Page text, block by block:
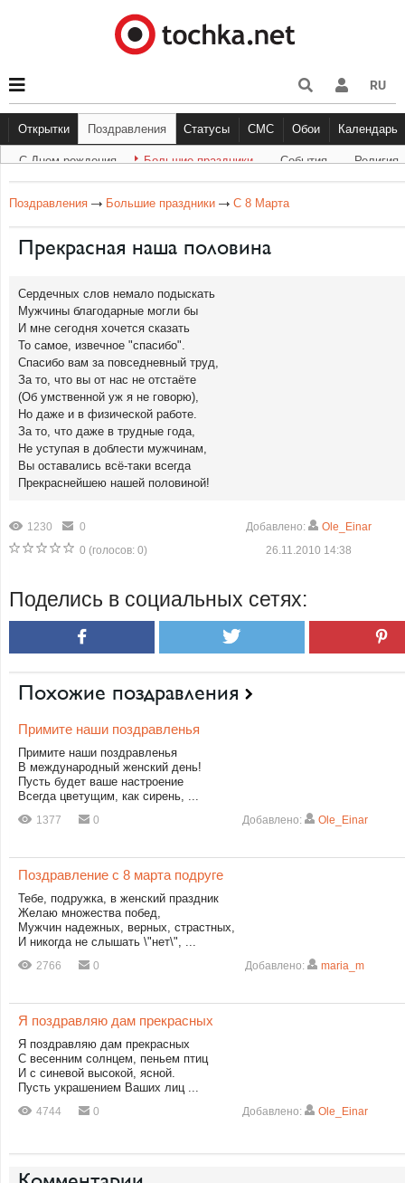
RU
Открытки
С Днем рождения Большие праздники События
Поздравления Статусы
Другое Прикольные Грустные
СМС
С Днём Рождения
Обои
Музыка
Календарь
С Днем рождения Большие праздники Cобытия Религия
Поздравления Большие праздники С 8 Марта
Прекрасная наша половина
Сердечных слов немало подыскать
Мужчины благодарные могли бы
И мне сегодня хочется сказать
То самое, извечное "спасибо".
Спасибо вам за повседневный труд,
За то, что вы от нас не отстаёте
(Об умственной уж я не говорю),
Но даже и в физической работе.
За то, что даже в трудные года,
Не уступая в доблести мужчинам,
Вы оставались всё-таки всегда
Прекраснейшею нашей половиной!
1230
0
0 (голосов: 0)
Добавлено:
Ole_Einar
26.11.2010 14:38
Поделись в социальных сетях:
Похожие поздравления
Примите наши поздравленья
Примите наши поздравленья
В международный женский день!
Пусть будет ваше настроение
Всегда цветущим, как сирень, ...
1377 0 Добавлено: Ole_Einar
Поздравление с 8 марта подруге
Тебе, подружка, в женский праздник
Желаю множества побед,
Мужчин надежных, верных, страстных,
И никогда не слышать \"нет\", ...
2766 0 Добавлено: maria_m
Я поздравляю дам прекрасных
Я поздравляю дам прекрасных
С весенним солнцем, пеньем птиц
И с синевой высокой, ясной.
Пусть украшением Ваших лиц ...
4744 0 Добавлено: Ole_Einar